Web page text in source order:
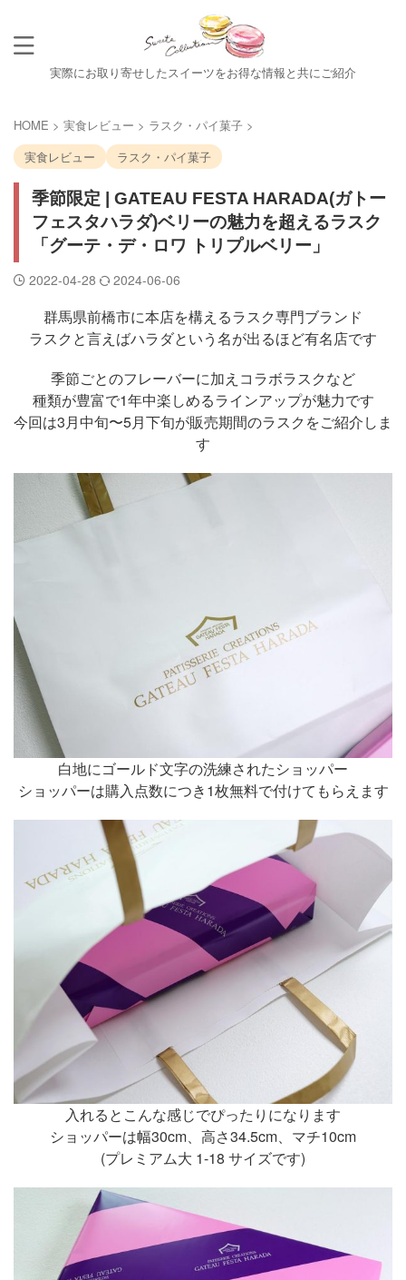
実際にお取り寄せしたスイーツをお得な情報と共にご紹介
HOME > 実食レビュー > ラスク・パイ菓子 >
実食レビュー
ラスク・パイ菓子
季節限定 | GATEAU FESTA HARADA(ガトー
フェスタハラダ)ベリーの魅力を超えるラスク
「グーテ・デ・ロワ トリプルベリー」
2022-04-28 2024-06-06
群馬県前橋市に本店を構えるラスク専門ブランド
ラスクと言えばハラダという名が出るほど有名店です
季節ごとのフレーバーに加えコラボラスクなど
種類が豊富で1年中楽しめるラインアップが魅力です
今回は3月中旬〜5月下旬が販売期間のラスクをご紹介しま
す
白地にゴールド文字の洗練されたショッパー
ショッパーは購入点数につき1枚無料で付けてもらえます
入れるとこんな感じでぴったりになります
ショッパーは幅30cm、高さ34.5cm、マチ10cm
(プレミアム大 1-18 サイズです)